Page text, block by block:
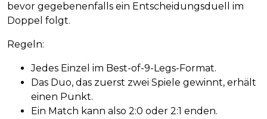
bevor gegebenenfalls ein Entscheidungsduell im
Doppel folgt.
Regeln:
Jedes Einzel im Best-of-9-Legs-Format.
Das Duo, das zuerst zwei Spiele gewinnt, erhält
einen Punkt.
Ein Match kann also 2:0 oder 2:1 enden.